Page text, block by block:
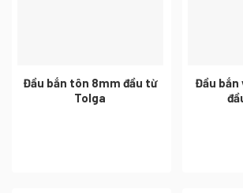
Đầu bắn tôn 8mm đầu từ
Tolga
Đầu